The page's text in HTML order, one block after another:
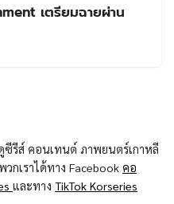
เตรียมฉายผ่าน
รีส์ คอนเทนต์ ภาพยนตร์เกาหลี
กเราได้ทาง Facebook คอ
และทาง TikTok Korseries